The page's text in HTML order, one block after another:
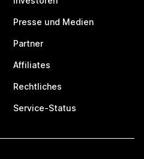
Presse und Medien
Partner
Affiliates
Rechtliches
Service-Status